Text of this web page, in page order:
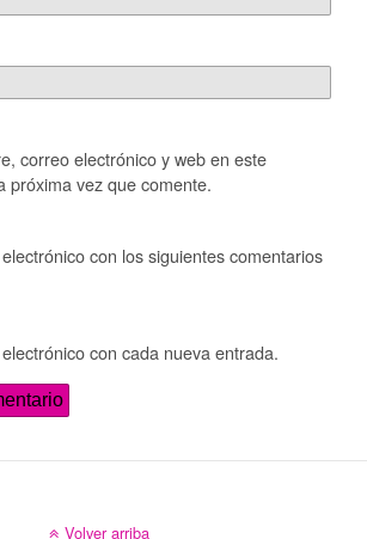
correo electrónico y web en este
próxima vez que comente.
con los siguientes comentarios
con cada nueva entrada.
Volver arriba